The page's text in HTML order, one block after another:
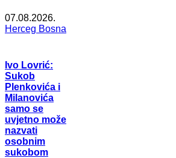
07.08.2026.
Herceg Bosna
Ivo Lovrić:
Sukob
Plenkovića i
Milanovića
samo se
uvjetno može
nazvati
osobnim
sukobom